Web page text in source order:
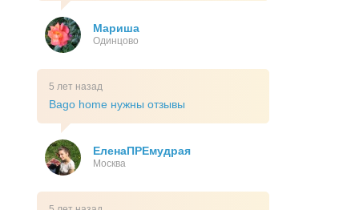
Мариша
Одинцово
5 лет назад
Bago home нужны отзывы
ЕленаПРЕмудрая
Москва